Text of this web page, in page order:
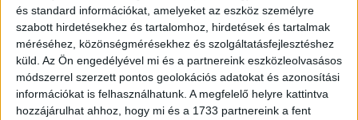
és standard információkat, amelyeket az eszköz személyre
szabott hirdetésekhez és tartalomhoz, hirdetések és tartalmak
méréséhez, közönségmérésekhez és szolgáltatásfejlesztéshez
küld. Az Ön engedélyével mi és a partnereink eszközleolvasásos
módszerrel szerzett pontos geolokációs adatokat és azonosítási
információkat is felhasználhatunk. A megfelelő helyre kattintva
hozzájárulhat ahhoz, hogy mi és a 1733 partnereink a fent